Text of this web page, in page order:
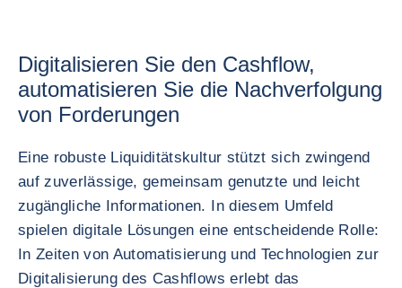
Digitalisieren Sie den Cashflow,
automatisieren Sie die Nachverfolgung
von Forderungen
Eine robuste Liquiditätskultur stützt sich zwingend
auf zuverlässige, gemeinsam genutzte und leicht
zugängliche Informationen. In diesem Umfeld
spielen digitale Lösungen eine entscheidende Rolle:
In Zeiten von Automatisierung und Technologien zur
Digitalisierung des Cashflows erlebt das